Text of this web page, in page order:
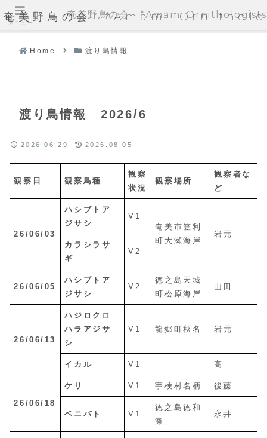
奄美野鳥の会 *Amami
Home 渡り鳥情報
渡り鳥情報 2026/6
2026.06.29 2026.08.05
観察日 観察鳥種
観察
状況
観察場所
観察者な
ど
26/06/03
ハシブトア
ジサシ
V1
奄美市笠利
町大瀬海岸
岩元
カラシラサ
ギ
V2
26/06/05
ハシブトア
ジサシ
V2
徳之島天城
町松原海岸
山田
26/06/13
ハジロクロ
ハラアジサ
シ
V1 龍郷町秋名 岩元
イカル V1 高
26/06/18
ケリ V1 宇検村名柄 後藤
ベニバト V1
徳之島徳和
瀬
永井
メニュー
奄美野鳥の会 *Amami